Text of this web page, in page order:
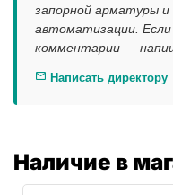
запорной арматуры
автоматизации. Если
комментарии —
Написать директору
Наличие в